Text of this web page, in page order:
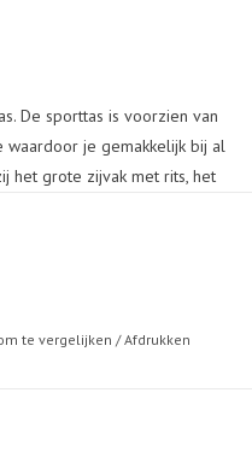
De sporttas is voorzien van
je gemakkelijk bij al
het grote zijvak met rits, het
kan je in deze sporttas heel
en de onderkant is
te vergelijken /Afdrukken